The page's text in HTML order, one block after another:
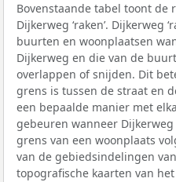
Bovenstaande tabel toont de
Dijkerweg ‘raken’. Dijkerweg
buurten en woonplaatsen
Dijkerweg en die van de
overlappen of snijden. Dit
grens is tussen de straat en
een bepaalde manier met
gebeuren wanneer
grens van een woonplaats
van de gebiedsindelingen
topografische kaarten van